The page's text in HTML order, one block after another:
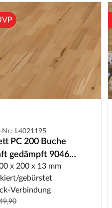
Nr.: L4021195
PC 200 Buche
gedämpft 9046
Gebürstet
x 200 x 13 mm
gebürstet
Verbindung